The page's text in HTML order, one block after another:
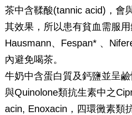
茶中含鞣酸(tannic acid)，會
其效果，所以患有貧血需服
Hausmann、Fespan* 、
內避免喝茶。
牛奶中含蛋白質及鈣鹽並呈
與Quinolone類抗生素中之
acin, Enoxacin，四環黴素類